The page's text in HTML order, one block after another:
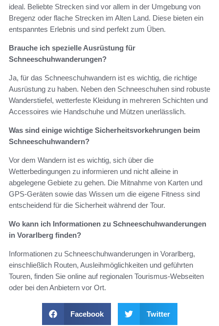
ideal. Beliebte Strecken sind vor allem in der Umgebung von
Bregenz oder flache Strecken im Alten Land. Diese bieten ein
entspanntes Erlebnis und sind perfekt zum Üben.
Brauche ich spezielle Ausrüstung für
Schneeschuhwanderungen?
Ja, für das Schneeschuhwandern ist es wichtig, die richtige
Ausrüstung zu haben. Neben den Schneeschuhen sind robuste
Wanderstiefel, wetterfeste Kleidung in mehreren Schichten und
Accessoires wie Handschuhe und Mützen unerlässlich.
Was sind einige wichtige Sicherheitsvorkehrungen beim
Schneeschuhwandern?
Vor dem Wandern ist es wichtig, sich über die
Wetterbedingungen zu informieren und nicht alleine in
abgelegene Gebiete zu gehen. Die Mitnahme von Karten und
GPS-Geräten sowie das Wissen um die eigene Fitness sind
entscheidend für die Sicherheit während der Tour.
Wo kann ich Informationen zu Schneeschuhwanderungen
in Vorarlberg finden?
Informationen zu Schneeschuhwanderungen in Vorarlberg,
einschließlich Routen, Ausleihmöglichkeiten und geführten
Touren, finden Sie online auf regionalen Tourismus-Webseiten
oder bei den Anbietern vor Ort.
Facebook Twitter